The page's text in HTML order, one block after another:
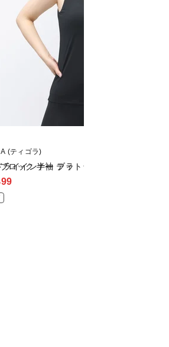
ロック 半袖 ティ
(ティゴラ)
ライインナー ブラトップ